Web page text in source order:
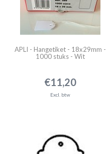
APLI - Hangetiket - 18x29mm -
1000 stuks - Wit
€11,20
Excl. btw